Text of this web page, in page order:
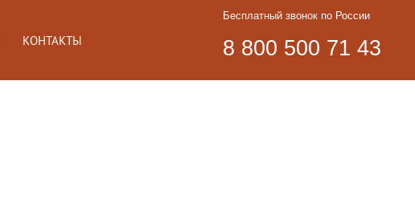
КОНТАКТЫ
Бесплатный звонок по России
8 800 500 71 43